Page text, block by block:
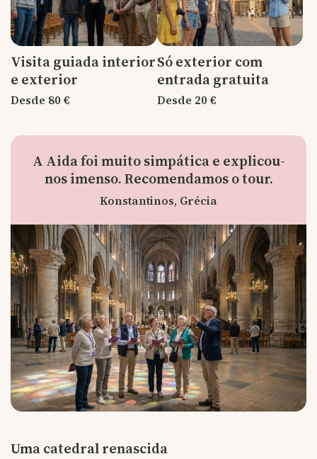
Visita guiada interior
e exterior
Desde 80 €
Só exterior com
entrada gratuita
Desde 20 €
A Aida foi muito simpática e explicou-
nos imenso. Recomendamos o tour.
Konstantinos, Grécia
Uma catedral renascida